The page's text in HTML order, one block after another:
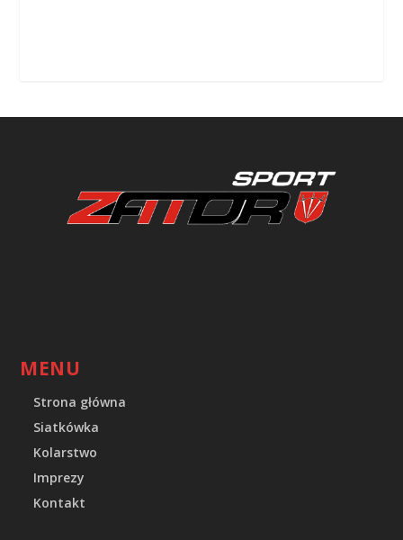
MENU
Strona główna
Siatkówka
Kolarstwo
Imprezy
Kontakt